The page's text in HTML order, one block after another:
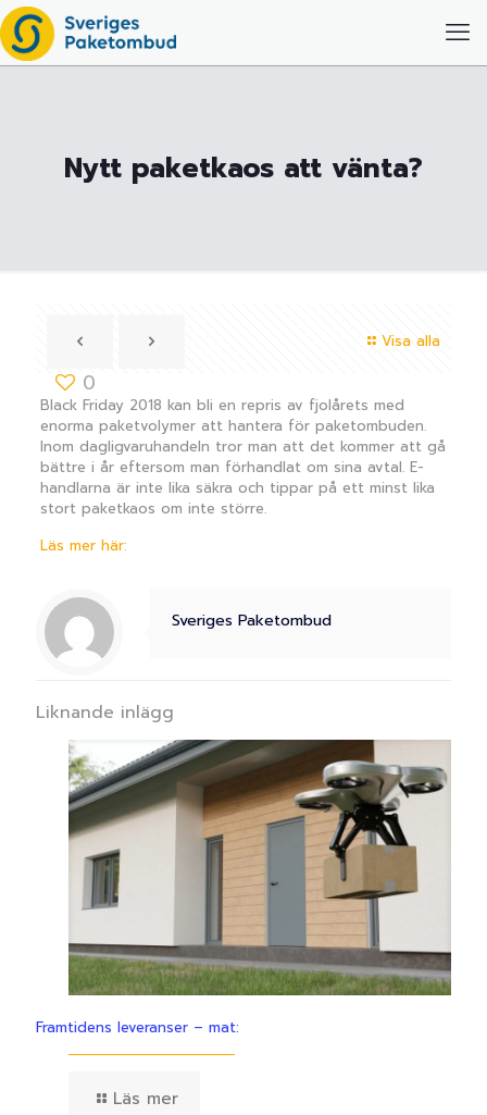
Nytt paketkaos att vänta?
Visa alla
0
Black Friday 2018 kan bli en repris av fjolårets med
enorma paketvolymer att hantera för paketombuden.
Inom dagligvaruhandeln tror man att det kommer att gå
bättre i år eftersom man förhandlat om sina avtal. E-
handlarna är inte lika säkra och tippar på ett minst lika
stort paketkaos om inte större.
Läs mer här:
Sveriges Paketombud
Liknande inlägg
Framtidens leveranser – mat:
Läs mer